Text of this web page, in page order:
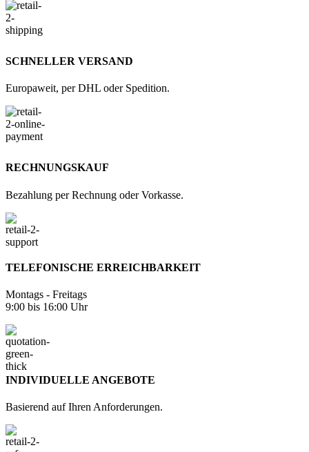
SCHNELLER VERSAND
Europaweit, per DHL oder Spedition.
RECHNUNGSKAUF
Bezahlung per Rechnung oder Vorkasse.
TELEFONISCHE ERREICHBARKEIT
Montags - Freitags
9:00 bis 16:00 Uhr
INDIVIDUELLE ANGEBOTE
Basierend auf Ihren Anforderungen.